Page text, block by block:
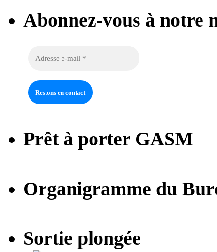
Abonnez-vous à notre
Prêt à porter GASM
Organigramme du
Sortie plongée